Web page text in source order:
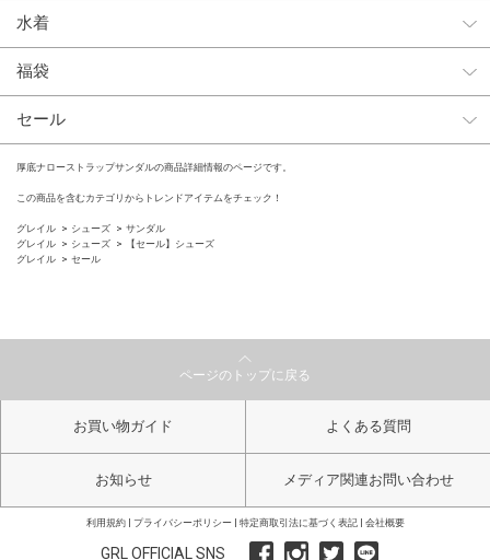
水着
福袋
セール
厚底ナローストラップサンダルの商品詳細情報のページです。
この商品を含むカテゴリからトレンドアイテムをチェック！
グレイル シューズ
サンダル
グレイル
シューズ
【セール】シューズ
グレイル
セール
ページのトップに戻る
お買い物ガイド よくある質問
お知らせ メディア関連お問い合わせ
利用規約 プライバシーポリシー 特定商取引法に基づく表記 会社概要
GRL OFFICIAL SNS